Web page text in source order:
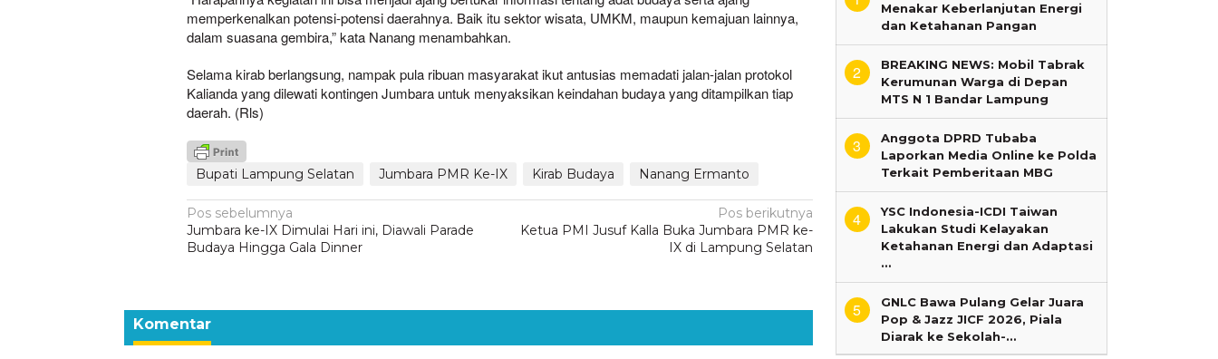
memperkenalkan potensi-potensi daerahnya. Baik itu sektor wisata, UMKM, maupun kemajuan lainnya,
dalam suasana gembira,” kata Nanang menambahkan.
Selama kirab berlangsung, nampak pula ribuan masyarakat ikut antusias memadati jalan-jalan protokol
Kalianda yang dilewati kontingen Jumbara untuk menyaksikan keindahan budaya yang ditampilkan tiap
daerah. (Rls)
Bupati Lampung Selatan Jumbara PMR Ke-IX Kirab Budaya Nanang Ermanto
Navigasi
pos
Pos sebelumnya
Jumbara ke-IX Dimulai Hari ini, Diawali Parade
Budaya Hingga Gala Dinner
Pos berikutnya
Ketua PMI Jusuf Kalla Buka Jumbara PMR ke-
IX di Lampung Selatan
Komentar
Menakar Keberlanjutan Energi
dan Ketahanan Pangan
2
BREAKING NEWS: Mobil Tabrak
Kerumunan Warga di Depan
MTS N 1 Bandar Lampung
3
Anggota DPRD Tubaba
Laporkan Media Online ke Polda
Terkait Pemberitaan MBG
4
YSC Indonesia-ICDI Taiwan
Lakukan Studi Kelayakan
Ketahanan Energi dan Adaptasi
…
5
GNLC Bawa Pulang Gelar Juara
Pop & Jazz JICF 2026, Piala
Diarak ke Sekolah-…